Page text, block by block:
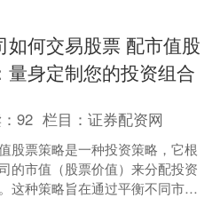
如何交易股票 配市值股
量身定制您的投资组合
92 栏目：证券配资网
股票策略是一种投资策略，它根
的市值（股票价值）来分配投资
这种策略旨在通过平衡不同市值